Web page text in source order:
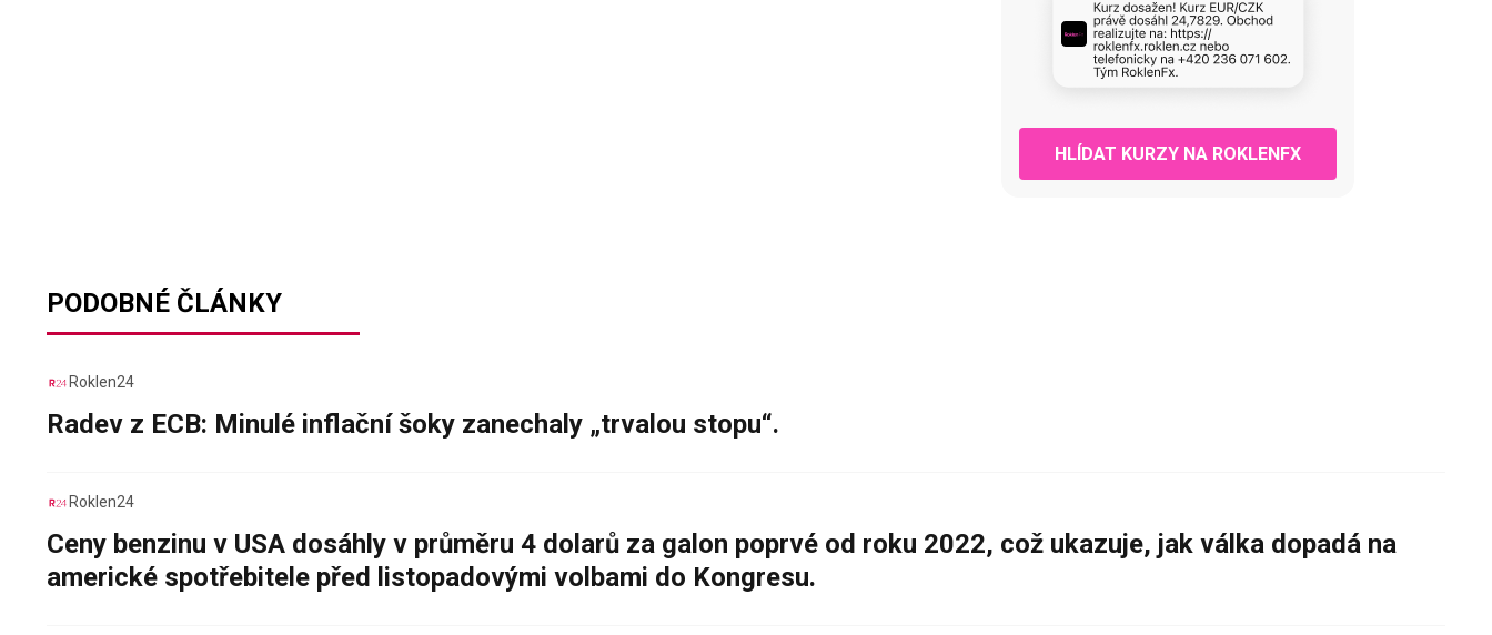
HLÍDAT KURZY NA ROKLENFX
PODOBNÉ ČLÁNKY
Roklen24
Radev z ECB: Minulé inflační šoky zanechaly „trvalou stopu“.
Roklen24
Ceny benzinu v USA dosáhly v průměru 4 dolarů za galon poprvé od roku 2022, což ukazuje, jak válka dopadá na
americké spotřebitele před listopadovými volbami do Kongresu.